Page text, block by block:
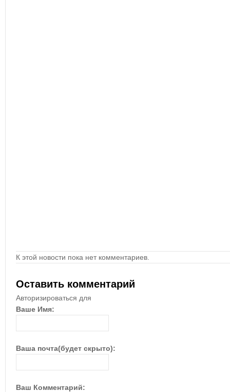
К этой новости пока нет комментариев.
Оставить комментарий
Авторизироваться для
Ваше Имя:
Ваша почта(будет скрыто):
Ваш Комментарий: